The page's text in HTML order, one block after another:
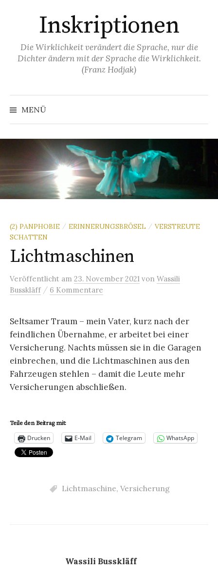
Inskriptionen
Die Wirklichkeit verändert die Sprache, nur die
Dichter ändern mit der Sprache die Wirklichkeit.
(Franz Hodjak)
MENÜ
(2) PANPHOBIE / ERINNERUNGSBRÖSEL / VERSTREUTE
SCHATTEN
Lichtmaschinen
Veröffentlicht am 23. November 2021 von Wassili
Busskläff / 6 Kommentare
Seltsamer Traum – mein Vater, kurz nach der
feindlichen Übernahme, er arbeitet bei einer
Versicherung. Nachts müssen sie in die Garagen
einbrechen, und die Lichtmaschinen aus den
Fahrzeugen stehlen – damit die Leute mehr
Versicherungen abschließen.
Teile den Beitrag mit:
Drucken E-Mail Telegram WhatsApp
Lichtmaschine, Versicherung
Wassili Busskläff